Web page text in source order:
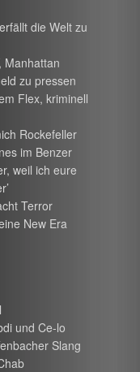
die Welt zu
Manhattan
zu pressen
Flex, kriminell
Rockefeller
im Benzer
weil ich eure
Terror
New Era
und Ce-lo
Slang